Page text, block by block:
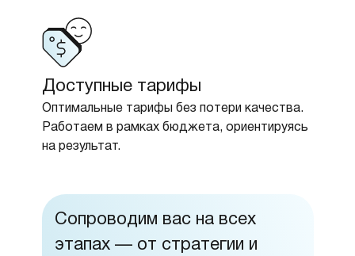
Доступные тарифы
Оптимальные тарифы без потери качества.
Работаем в рамках бюджета, ориентируясь
на результат.
Сопроводим вас на всех
этапах — от стратегии и